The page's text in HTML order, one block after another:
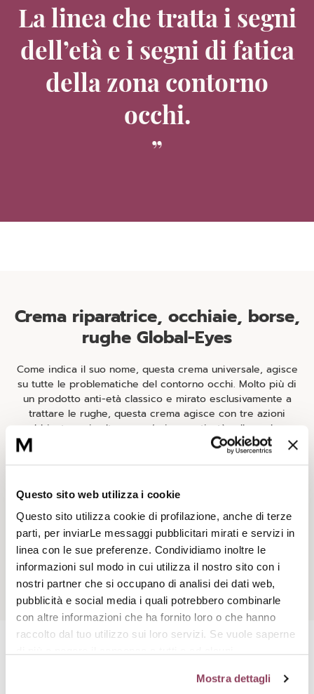
Questo sito web utilizza i cookie
Questo sito utilizza cookie di profilazione, anche di terze
parti, per inviarLe messaggi pubblicitari mirati e servizi in
linea con le sue preferenze. Condividiamo inoltre le
informazioni sul modo in cui utilizza il nostro sito con i
nostri partner che si occupano di analisi dei dati web,
pubblicità e social media i quali potrebbero combinarle
con altre informazioni che ha fornito loro o che hanno
raccolto dal tuo utilizzo sui loro servizi. Se vuole saperne
cliccando sul tasto “Accetta tutti i cookie”. Se non vuole i
Mostra dettagli
La linea che tratta i segni
dell’età e i segni di fatica
della zona contorno
occhi.
Crema riparatrice, occhiaie, borse,
rughe Global-Eyes
Come indica il suo nome, questa crema universale, agisce
su tutte le problematiche del contorno occhi. Molto più di
un prodotto anti-età classico e mirato esclusivamente a
trattare le rughe, questa crema agisce con tre azioni
abbinate e simultanee: un’azione anti-età sulle rughe,
un’azione sulle borse e un’azione sulle occhiaie, fattori
dovuti all’invecchiamento. Un’associazione di attivi perfetta